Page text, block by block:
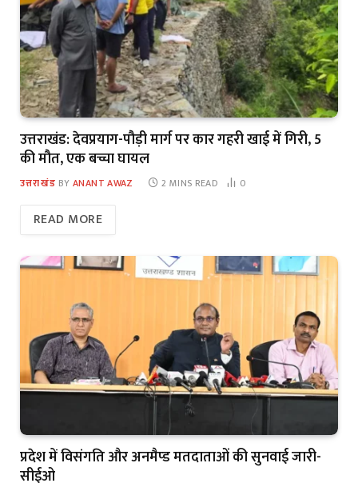
उत्तराखंड: देवप्रयाग-पौड़ी मार्ग पर कार गहरी खाई में गिरी, 5
की मौत, एक बच्चा घायल
उत्तराखंड BY ANANT AWAZ 2 MINS READ 0
READ MORE
प्रदेश में विसंगति और अनमैप्ड मतदाताओं की सुनवाई जारी-
सीईओ